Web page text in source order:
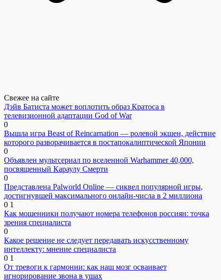
Свежее на сайте
Дэйв Батиста может воплотить образ Кратоса в
телевизионной адаптации God of War
0
Вышла игра Beast of Reincarnation — ролевой экшен, действие
которого разворачивается в постапокалиптической Японии
0
Объявлен мультсериал по вселенной Warhammer 40,000,
посвященный Караулу Смерти
0
Представлена Palworld Online — сиквел популярной игры,
достигнувшей максимального онлайн-числа в 2 миллиона
0 1
Как мошенники получают номера телефонов россиян: точка
зрения специалиста
0
Какое решение не следует передавать искусственному
интеллекту: мнение специалиста
0 1
От тревоги к гармонии: как наш мозг осваивает
игнорирование звона в ушах